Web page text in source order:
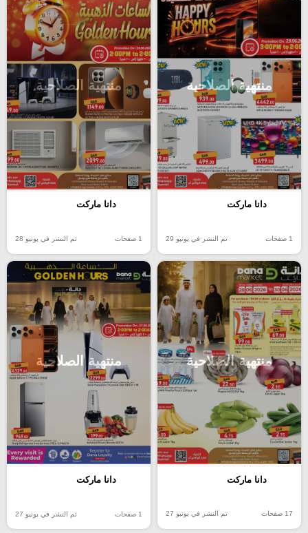
منتهية الصلاحية
دانا ماركت
1 صفحات تم النشر في يونيو 29
منتهية الصلاحية
دانا ماركت
1 صفحات تم النشر في يونيو 28
منتهية الصلاحية
دانا ماركت
17 صفحات تم النشر في يونيو 27
منتهية الصلاحية
دانا ماركت
1 صفحات تم النشر في يونيو 27